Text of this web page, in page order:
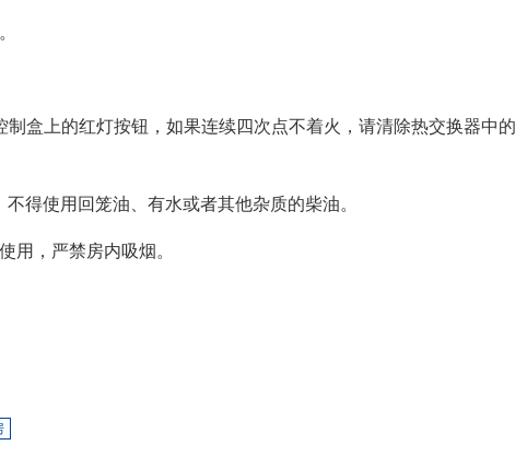
盒上的红灯按钮，如果连续四次点不着火，请清除热交换器中
得使用回笼油、有水或者其他杂质的柴油。
用，严禁房内吸烟。